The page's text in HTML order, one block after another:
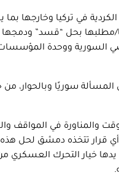
في تركيا وخارجها
مطلبها بحل “قسد” ودمجها
السورية ووحدة
المسألة سوريًا وبالحوار، من
والمناورة في المواقف
قرار تتخذه دمشق لحل هذه
خيار التحرك العسكري